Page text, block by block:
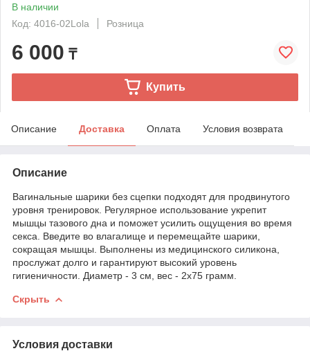
В наличии
Код: 4016-02Lola
Розница
6 000 ₸
Купить
Описание Доставка Оплата Условия возврата
Описание
Вагинальные шарики без сцепки подходят для продвинутого
уровня тренировок. Регулярное использование укрепит
мышцы тазового дна и поможет усилить ощущения во время
секса. Введите во влагалище и перемещайте шарики,
сокращая мышцы. Выполнены из медицинского силикона,
прослужат долго и гарантируют высокий уровень
гигиеничности. Диаметр - 3 см, вес - 2х75 грамм.
Скрыть
Условия доставки